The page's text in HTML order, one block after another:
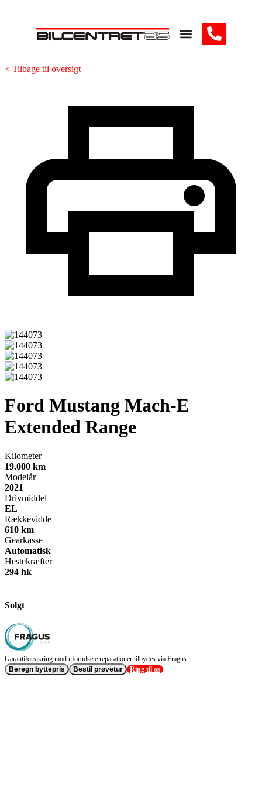
< Tilbage til oversigt
Ford Mustang Mach-E
Extended Range
Kilometer
19.000 km
Modelår
2021
Drivmiddel
EL
Rækkevidde
610 km
Gearkasse
Automatisk
Hestekræfter
294 hk
Solgt
Garantiforsikring mod uforudsete reparationer tilbydes via Fragus
Beregn byttepris
Bestil prøvetur Ring til os